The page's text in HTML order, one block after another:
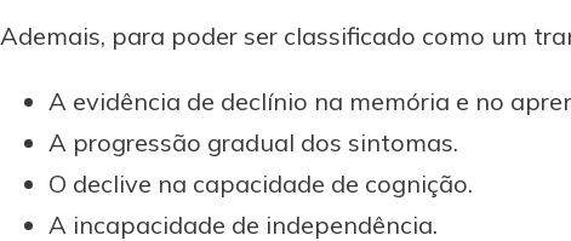
Ademais, para poder ser classificado como um
A evidência de declínio na memória e no
A progressão gradual dos sintomas.
O declive na capacidade de cognição.
A incapacidade de independência.